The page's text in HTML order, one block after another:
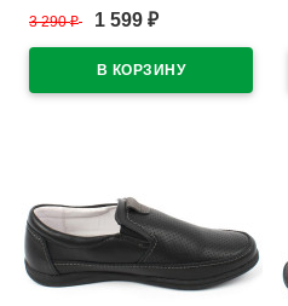
натуральная кожа подкладка-
37 арт.AL 7282
3 290₽ 1 599 ₽